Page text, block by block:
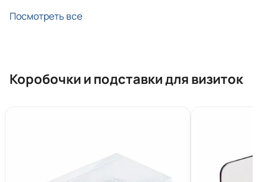
Посмотреть все
Коробочки и подставки для визиток